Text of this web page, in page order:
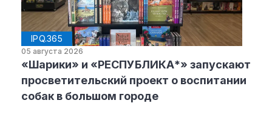
IPQ.365
05 августа 2026
«Шарики» и «РЕСПУБЛИКА*» запускают
просветительский проект о воспитании
собак в большом городе